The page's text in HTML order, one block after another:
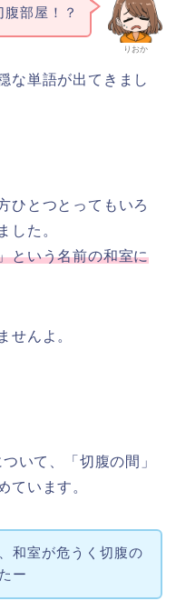
りおか
腹部屋！？
な単語が出てきまし
ひとつとってもいろ
した。
という名前の和室に
せんよ。
いて、「切腹の間」
ています。
和室が危うく切腹の
ー